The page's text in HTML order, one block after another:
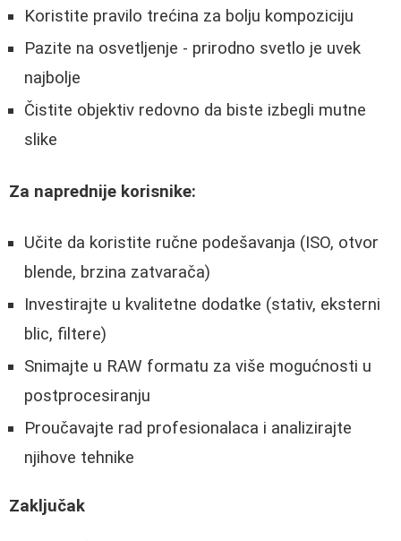
Koristite pravilo trećina za bolju kompoziciju
Pazite na osvetljenje - prirodno svetlo je uvek
najbolje
Čistite objektiv redovno da biste izbegli mutne
slike
Za naprednije korisnike:
Učite da koristite ručne podešavanja (ISO, otvor
blende, brzina zatvarača)
Investirajte u kvalitetne dodatke (stativ, eksterni
blic, filtere)
Snimajte u RAW formatu za više mogućnosti u
postprocesiranju
Proučavajte rad profesionalaca i analizirajte
njihove tehnike
Zaključak